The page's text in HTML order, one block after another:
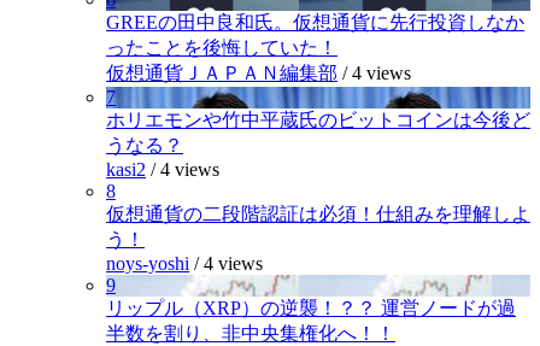
GREEの田中良和氏。仮想通貨に先行投資しなか
ったことを後悔していた！
仮想通貨ＪＡＰＡＮ編集部 /4 views
7
ホリエモンや竹中平蔵氏のビットコインは今後ど
うなる？
kasi2 /4 views
8
仮想通貨の二段階認証は必須！仕組みを理解しよ
う！
noys-yoshi /4 views
9
リップル（XRP）の逆襲！？？ 運営ノードが過
半数を割り、非中央集権化へ！！